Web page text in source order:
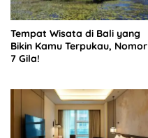
Tempat Wisata di Bali yang
Bikin Kamu Terpukau, Nomor
7 Gila!